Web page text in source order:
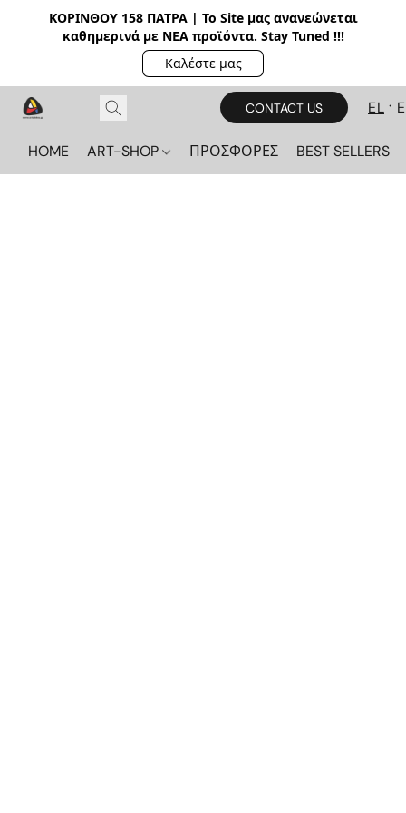
ΚΟΡΙΝΘΟΥ 158 ΠΑΤΡΑ | Το Site μας ανανεώνεται
καθημερινά με ΝΕΑ προϊόντα. Stay Tuned !!!
Καλέστε μας
CONTACT US EL
HOME ART-SHOP ΠΡΟΣΦΟΡΕΣ BEST SELLERS